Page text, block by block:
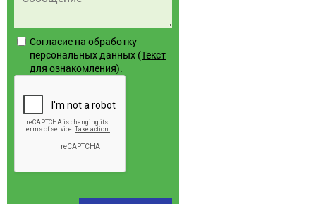
Согласие на обработку
персональных данных (Текст
для ознакомления).